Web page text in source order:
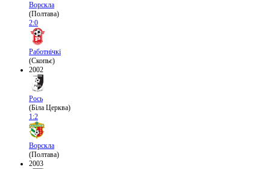
Ворскла
(Полтава)
2:0
Работнічкі
(Скопьє)
2002
Рось
(Біла Церква)
1:2
Ворскла
(Полтава)
2003